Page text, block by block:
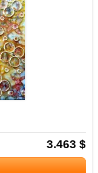
3.463 $